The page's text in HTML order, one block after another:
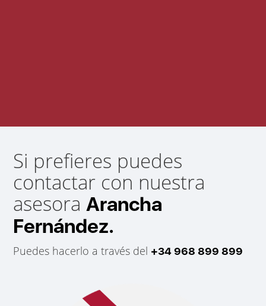
Si prefieres puedes
contactar con nuestra
asesoraArancha
Fernández.
Puedes hacerlo a través del +34 968 899 899